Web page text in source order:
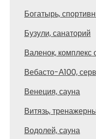
Богатырь,
Бузули, санаторий
Валенок, комплекс
Вебасто-А100,
Венеция, сауна
Витязь,
Водолей, сауна